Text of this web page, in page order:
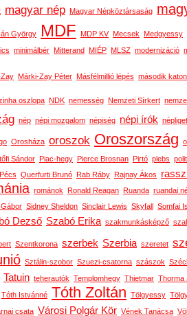
magyar nép Magyar Népköztársaság
György MDF MDP KV Mecsek Medgyessy
minimálbér Mitterand MIÉP MLSZ modernizáció
Márki-Zay Péter Másfélmillió lépés második
oszlopa NDK nemesség Nemzeti Sírkert
nép népi mozgalom népiség népi írók
Orosháza oroszok Oroszország
Sándor Piac-hegy Pierce Brosnan Pirtó plebs
Pécs Querfurti Brunó Rab Ráby Rajnay Ákos
románok Ronald Reagan Ruanda ruandai
Sidney Sheldon Sinclair Lewis Skyfall Somfai
Dezső Szabó Erika szakmunkásképző
Szentkorona szerbek Szerbia szeretet
Sztálin-szobor Szuezi-csatorna szászok
Tatuin teherautók Templomhegy Thietmar Thorma
Tóth Istvánné Tóth Zoltán Tölgyessy
csata Városi Polgár Kör Vének Tanácsa